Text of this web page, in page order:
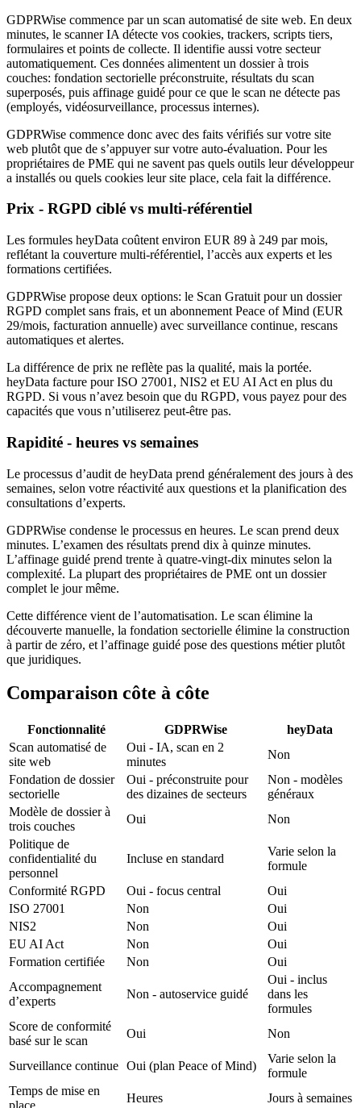
GDPRWise commence par un scan automatisé de site web. En deux
minutes, le scanner IA détecte vos cookies, trackers, scripts tiers,
formulaires et points de collecte. Il identifie aussi votre secteur
automatiquement. Ces données alimentent un dossier à trois
couches: fondation sectorielle préconstruite, résultats du scan
superposés, puis affinage guidé pour ce que le scan ne détecte pas
(employés, vidéosurveillance, processus internes).
GDPRWise commence donc avec des faits vérifiés sur votre site
web plutôt que de s’appuyer sur votre auto-évaluation. Pour les
propriétaires de PME qui ne savent pas quels outils leur développeur
a installés ou quels cookies leur site place, cela fait la différence.
Prix - RGPD ciblé vs multi-référentiel
Les formules heyData coûtent environ EUR 89 à 249 par mois,
reflétant la couverture multi-référentiel, l’accès aux experts et les
formations certifiées.
GDPRWise propose deux options: le Scan Gratuit pour un dossier
RGPD complet sans frais, et un abonnement Peace of Mind (EUR
29/mois, facturation annuelle) avec surveillance continue, rescans
automatiques et alertes.
La différence de prix ne reflète pas la qualité, mais la portée.
heyData facture pour ISO 27001, NIS2 et EU AI Act en plus du
RGPD. Si vous n’avez besoin que du RGPD, vous payez pour des
capacités que vous n’utiliserez peut-être pas.
Rapidité - heures vs semaines
Le processus d’audit de heyData prend généralement des jours à des
semaines, selon votre réactivité aux questions et la planification des
consultations d’experts.
GDPRWise condense le processus en heures. Le scan prend deux
minutes. L’examen des résultats prend dix à quinze minutes.
L’affinage guidé prend trente à quatre-vingt-dix minutes selon la
complexité. La plupart des propriétaires de PME ont un dossier
complet le jour même.
Cette différence vient de l’automatisation. Le scan élimine la
découverte manuelle, la fondation sectorielle élimine la construction
à partir de zéro, et l’affinage guidé pose des questions métier plutôt
que juridiques.
Comparaison côte à côte
Fonctionnalité GDPRWise
heyData
Scan automatisé de
site web
Oui - IA, scan en 2
minutes
Non
Fondation de dossier
sectorielle
Oui - préconstruite pour
des dizaines de secteurs
Non - modèles
généraux
Modèle de dossier à
trois couches
Oui
Non
Politique de
confidentialité du
personnel
Incluse en standard
Varie selon la
formule
Conformité RGPD
Oui - focus central
Oui
ISO 27001
Non
Oui
NIS2
Non
Oui
EU AI Act
Non
Oui
Formation certifiée
Non
Oui
Accompagnement
d’experts
Non - autoservice guidé
Oui - inclus
dans les
formules
Score de conformité
basé sur le scan
Oui Non
Surveillance continue Oui (plan Peace of Mind)
Varie selon la
formule
Temps de mise en
Heures Jours à semaines